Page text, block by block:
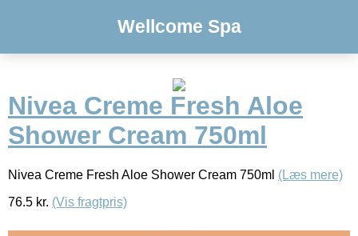
Wellcome Spa
Nivea Creme Fresh Aloe
Shower Cream 750ml
Nivea Creme Fresh Aloe Shower Cream 750ml (Læs mere)
76.5 kr. (Vis fragtpris)